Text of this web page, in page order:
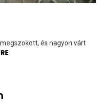
és nagyon várt